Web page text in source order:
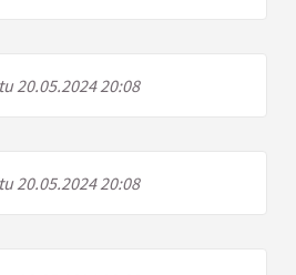
20.05.2024 20:08
20.05.2024 20:08